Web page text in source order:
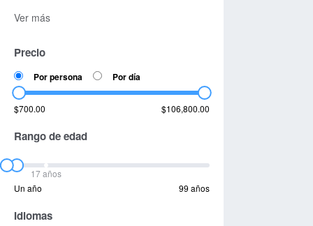
Ver más
Precio
Por persona Por día
$700.00 $106,800.00
Rango de edad
17 años
Un año
99 años
Idiomas